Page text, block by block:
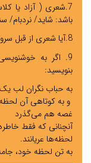
7. شعری ( آزاد یا
باشد: شاید/
8. آیا شعری از قبل
9.
اگر به
بنویسید:
به حباب نگران لب
و به کوتاهی آن
غصه هم می‌گذرد
آنچنانی که فقط
لحظه‌ها عریانند.
به تن لحظه خود،